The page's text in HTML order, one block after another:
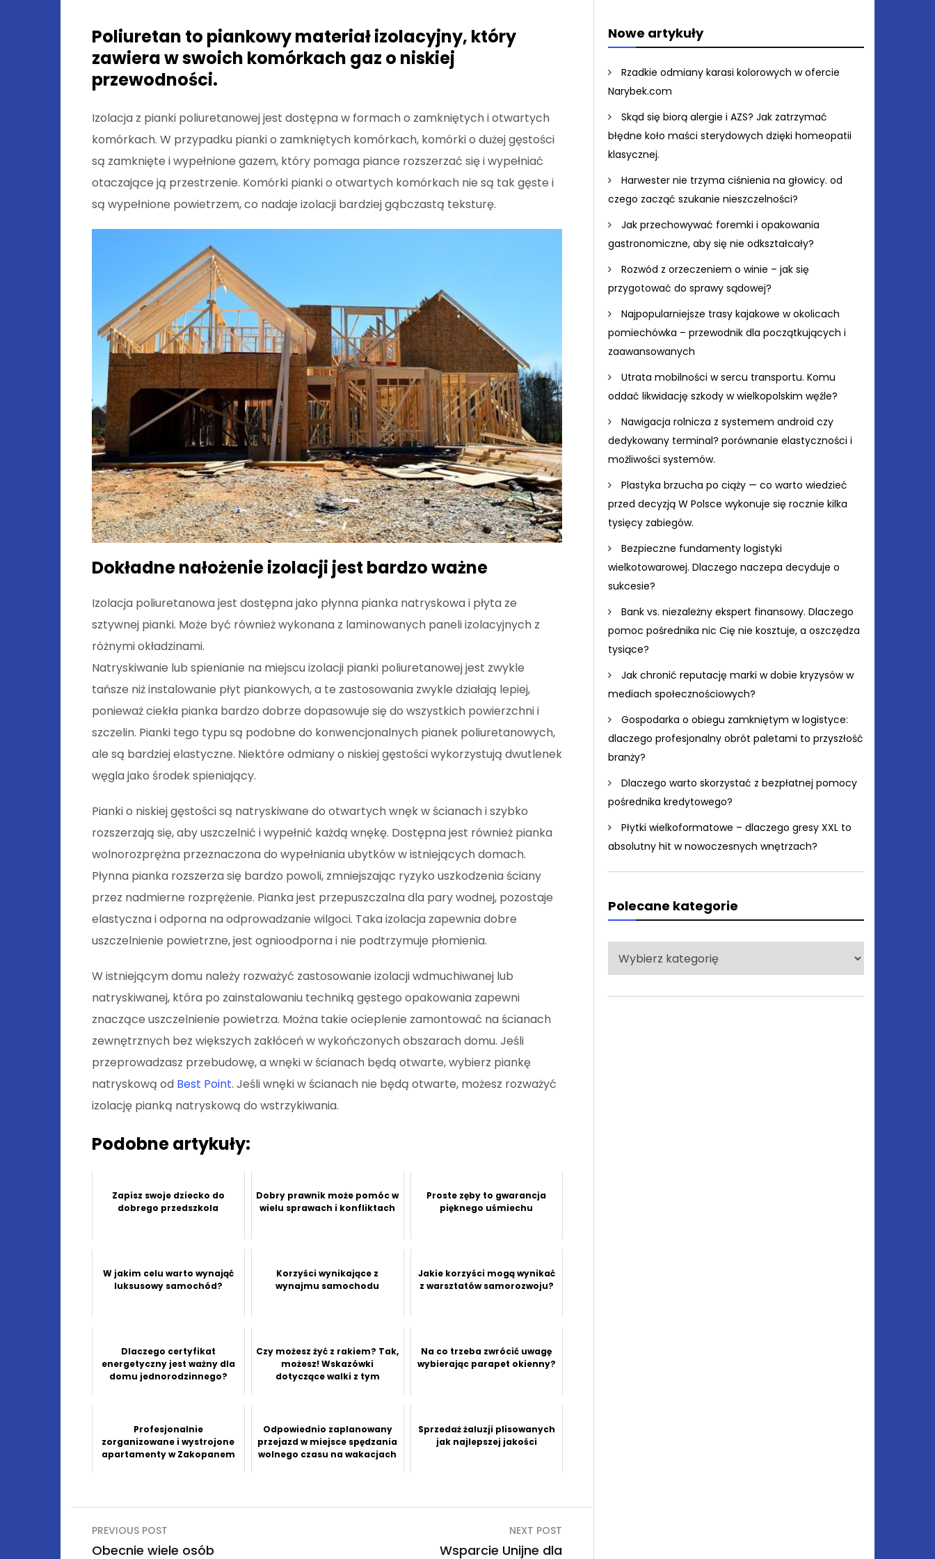
Poliuretan to piankowy materiał izolacyjny, który
zawiera w swoich komórkach gaz o niskiej
przewodności.
Izolacja z pianki poliuretanowej jest dostępna w formach o zamkniętych i otwartych
komórkach. W przypadku pianki o zamkniętych komórkach, komórki o dużej gęstości
są zamknięte i wypełnione gazem, który pomaga piance rozszerzać się i wypełniać
otaczające ją przestrzenie. Komórki pianki o otwartych komórkach nie są tak gęste i
są wypełnione powietrzem, co nadaje izolacji bardziej gąbczastą teksturę.
Dokładne nałożenie izolacji jest bardzo ważne
Izolacja poliuretanowa jest dostępna jako płynna pianka natryskowa i płyta ze
sztywnej pianki. Może być również wykonana z laminowanych paneli izolacyjnych z
różnymi okładzinami.
Natryskiwanie lub spienianie na miejscu izolacji pianki poliuretanowej jest zwykle
tańsze niż instalowanie płyt piankowych, a te zastosowania zwykle działają lepiej,
ponieważ ciekła pianka bardzo dobrze dopasowuje się do wszystkich powierzchni i
szczelin. Pianki tego typu są podobne do konwencjonalnych pianek poliuretanowych,
ale są bardziej elastyczne. Niektóre odmiany o niskiej gęstości wykorzystują dwutlenek
węgla jako środek spieniający.
Pianki o niskiej gęstości są natryskiwane do otwartych wnęk w ścianach i szybko
rozszerzają się, aby uszczelnić i wypełnić każdą wnękę. Dostępna jest również pianka
wolnorozprężna przeznaczona do wypełniania ubytków w istniejących domach.
Płynna pianka rozszerza się bardzo powoli, zmniejszając ryzyko uszkodzenia ściany
przez nadmierne rozprężenie. Pianka jest przepuszczalna dla pary wodnej, pozostaje
elastyczna i odporna na odprowadzanie wilgoci. Taka izolacja zapewnia dobre
uszczelnienie powietrzne, jest ognioodporna i nie podtrzymuje płomienia.
W istniejącym domu należy rozważyć zastosowanie izolacji wdmuchiwanej lub
natryskiwanej, która po zainstalowaniu techniką gęstego opakowania zapewni
znaczące uszczelnienie powietrza. Można takie ocieplenie zamontować na ścianach
zewnętrznych bez większych zakłóceń w wykończonych obszarach domu. Jeśli
przeprowadzasz przebudowę, a wnęki w ścianach będą otwarte, wybierz piankę
natryskową od Best Point. Jeśli wnęki w ścianach nie będą otwarte, możesz rozważyć
izolację pianką natryskową do wstrzykiwania.
Podobne artykuły:
Zapisz swoje dziecko do
dobrego przedszkola
Dobry prawnik może pomóc w
wielu sprawach i konfliktach
Proste zęby to gwarancja
pięknego uśmiechu
W jakim celu warto wynająć
luksusowy samochód?
Korzyści wynikające z
wynajmu samochodu
Jakie korzyści mogą wynikać
z warsztatów samorozwoju?
Dlaczego certyfikat
energetyczny jest ważny dla
domu jednorodzinnego?
Czy możesz żyć z rakiem? Tak,
możesz! Wskazówki
dotyczące walki z tym
Na co trzeba zwrócić uwagę
wybierając parapet okienny?
Profesjonalnie
zorganizowane i wystrojone
apartamenty w Zakopanem
Odpowiednio zaplanowany
przejazd w miejsce spędzania
wolnego czasu na wakacjach
Sprzedaż żaluzji plisowanych
jak najlepszej jakości
Nawigacja
wpisu
PREVIOUS POST
Obecnie wiele osób
NEXT POST
Wsparcie Unijne dla
Nowe artykuły
Rzadkie odmiany karasi kolorowych w ofercie
Narybek.com
Skąd się biorą alergie i AZS? Jak zatrzymać
błędne koło maści sterydowych dzięki homeopatii
klasycznej.
Harwester nie trzyma ciśnienia na głowicy. od
czego zacząć szukanie nieszczelności?
Jak przechowywać foremki i opakowania
gastronomiczne, aby się nie odkształcały?
Rozwód z orzeczeniem o winie – jak się
przygotować do sprawy sądowej?
Najpopularniejsze trasy kajakowe w okolicach
pomiechówka – przewodnik dla początkujących i
zaawansowanych
Utrata mobilności w sercu transportu. Komu
oddać likwidację szkody w wielkopolskim węźle?
Nawigacja rolnicza z systemem android czy
dedykowany terminal? porównanie elastyczności i
możliwości systemów.
Plastyka brzucha po ciąży — co warto wiedzieć
przed decyzją W Polsce wykonuje się rocznie kilka
tysięcy zabiegów.
Bezpieczne fundamenty logistyki
wielkotowarowej. Dlaczego naczepa decyduje o
sukcesie?
Bank vs. niezależny ekspert finansowy. Dlaczego
pomoc pośrednika nic Cię nie kosztuje, a oszczędza
tysiące?
Jak chronić reputację marki w dobie kryzysów w
mediach społecznościowych?
Gospodarka o obiegu zamkniętym w logistyce:
dlaczego profesjonalny obrót paletami to przyszłość
branży?
Dlaczego warto skorzystać z bezpłatnej pomocy
pośrednika kredytowego?
Płytki wielkoformatowe – dlaczego gresy XXL to
absolutny hit w nowoczesnych wnętrzach?
Polecane kategorie
Polecane
kategorie